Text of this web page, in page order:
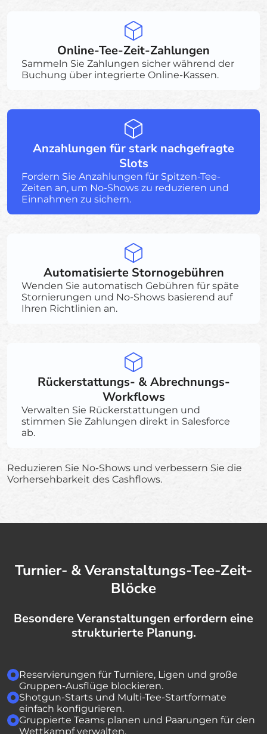
Online-Tee-Zeit-Zahlungen
Sammeln Sie Zahlungen sicher während der
Buchung über integrierte Online-Kassen.
Anzahlungen für stark nachgefragte
Slots
Fordern Sie Anzahlungen für Spitzen-Tee-
Zeiten an, um No-Shows zu reduzieren und
Einnahmen zu sichern.
Automatisierte Stornogebühren
Wenden Sie automatisch Gebühren für späte
Stornierungen und No-Shows basierend auf
Ihren Richtlinien an.
Rückerstattungs- & Abrechnungs-
Workflows
Verwalten Sie Rückerstattungen und
stimmen Sie Zahlungen direkt in Salesforce
ab.
Reduzieren Sie No-Shows und verbessern Sie die
Vorhersehbarkeit des Cashflows.
Turnier- & Veranstaltungs-Tee-Zeit-
Blöcke
Besondere Veranstaltungen erfordern eine
strukturierte Planung.
Reservierungen für Turniere, Ligen und große
Gruppen-Ausflüge blockieren.
Shotgun-Starts und Multi-Tee-Startformate
einfach konfigurieren.
Gruppierte Teams planen und Paarungen für den
Wettkampf verwalten.